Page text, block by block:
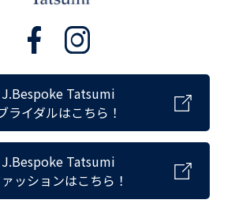
J.Bespoke Tatsumi
ライダルはこちら！
J.Bespoke Tatsumi
ッションはこちら！